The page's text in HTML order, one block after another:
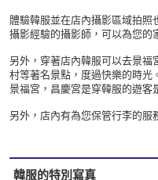
體驗韓服並在店內攝影區域拍照
攝影經驗的攝影師，可以為您的
另外，穿著店內韓服可以去景福
村等著名景點，度過快樂的時光
景福宮，昌慶宮是穿韓服的遊客
另外，店內有為您保管行李的服
韓服的特別寫真